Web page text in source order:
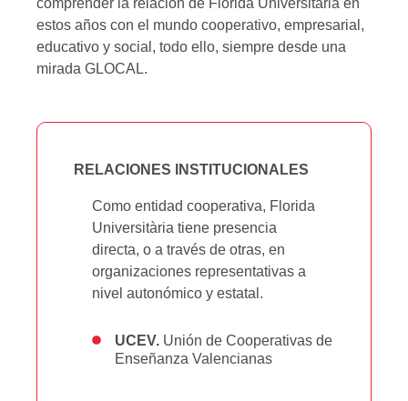
comprender la relación de Florida Universitària en
estos años con el mundo cooperativo, empresarial,
educativo y social, todo ello, siempre desde una
mirada GLOCAL.
RELACIONES INSTITUCIONALES
Como entidad cooperativa, Florida
Universitària tiene presencia
directa, o a través de otras, en
organizaciones representativas a
nivel autonómico y estatal.
UCEV. Unión de Cooperativas de
Enseñanza Valencianas